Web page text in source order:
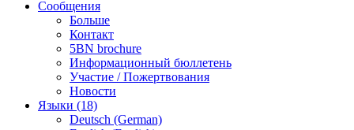
Сообщения
Больше
Контакт
5BN brochure
Информационный бюллетень
Участие / Пожертвования
Новости
Языки (18)
Deutsch (German)